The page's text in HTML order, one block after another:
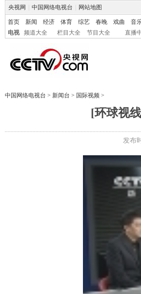
央视网 中国网络电视台 网站地图
首页 新闻 经济 体育 综艺 春晚 戏曲 音
电视
频道大全 栏目大全 节目大全 直播
中国网络电视台 > 新闻台 > 国际视频 >
[环球视
发布